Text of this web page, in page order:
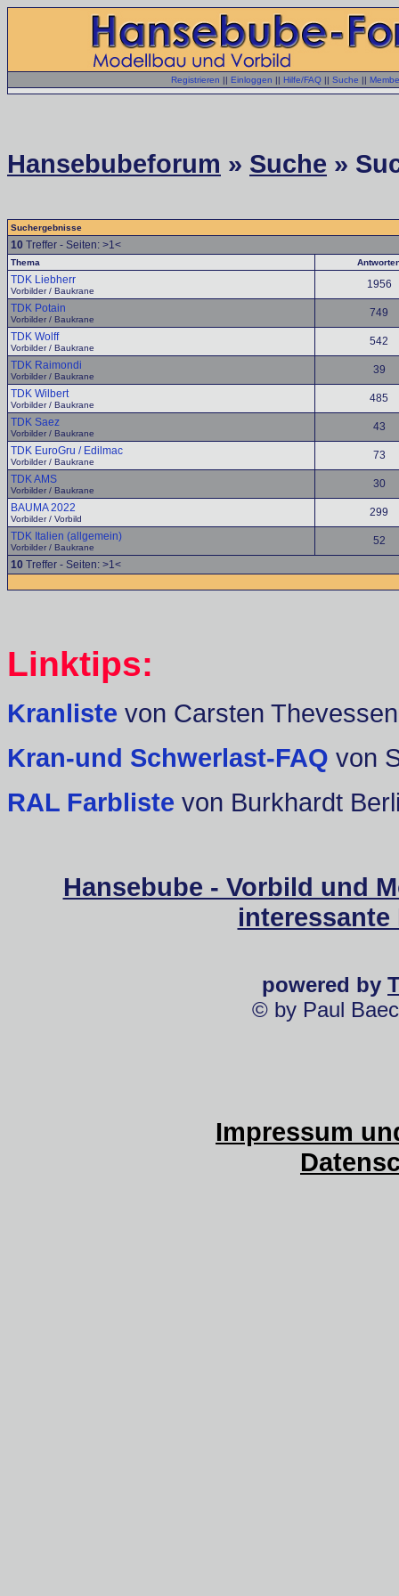
Registrieren || Einloggen || Hilfe/FAQ || Suche ||
Hansebubeforum » Suche »
Suchergebnisse
10 Treffer - Seiten: >1<
Thema
TDK Liebherr
Vorbilder / Baukrane
1956
TDK Potain
Vorbilder / Baukrane
749
TDK Wolff
Vorbilder / Baukrane
542
TDK Raimondi
Vorbilder / Baukrane
39
TDK Wilbert
Vorbilder / Baukrane
485
TDK Saez
Vorbilder / Baukrane
43
TDK EuroGru / Edilmac
Vorbilder / Baukrane
73
TDK AMS
Vorbilder / Baukrane
30
BAUMA 2022
Vorbilder / Vorbild
299
TDK Italien (allgemein)
Vorbilder / Baukrane
52
10 Treffer - Seiten: >1<
Linktips:
Kranliste von Carsten Thevessen
Kran-und Schwerlast-FAQ von
RAL Farbliste von Burkhardt
Hansebube - Vorbild und
powered by
© by Paul
Impressum